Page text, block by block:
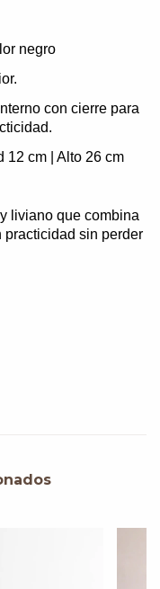
negro
con cierre para
12 cm | Alto 26 cm
liviano que combina
practicidad sin perder